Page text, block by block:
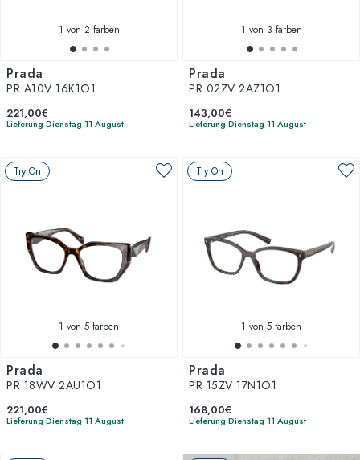
1 von 2 farben
Prada
PR A10V 16K1O1
221,00€
Lieferung Dienstag 11 August
1 von 3 farben
Prada
PR 02ZV 2AZ1O1
143,00€
Lieferung Dienstag 11 August
Try On
1 von 5 farben
Prada
PR 18WV 2AU1O1
221,00€
Lieferung Dienstag 11 August
Try On
1 von 5 farben
Prada
PR 15ZV 17N1O1
168,00€
Lieferung Dienstag 11 August